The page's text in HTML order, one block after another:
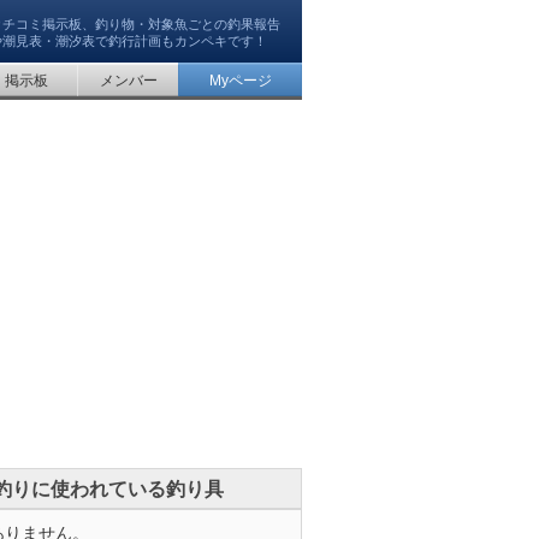
コミ掲示板、釣り物・対象魚ごとの釣果報告
見表・潮汐表で釣行計画もカンペキです！
掲示板 メンバー Myページ
りに使われている釣り具
ません。